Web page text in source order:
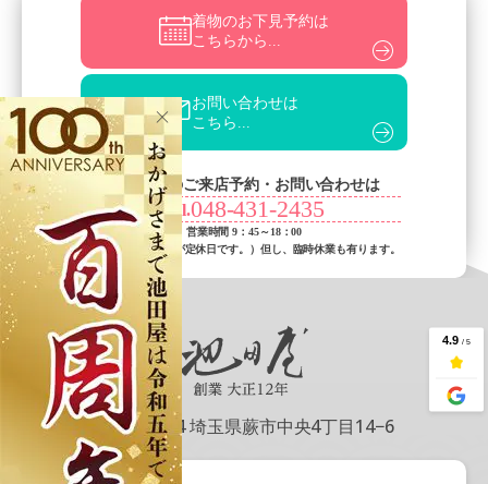
着物のお下見予約は
こちらから...
お問い合わせは
こちら...
お電話でのご来店予約・お問い合わせは
Tel.048-431-2435
営業時間 9：45～18：00
（火曜日・水曜日が定休日です。） 但し、臨時休業も有ります。
〒335-0004 埼玉県蕨市中央4丁目14−6